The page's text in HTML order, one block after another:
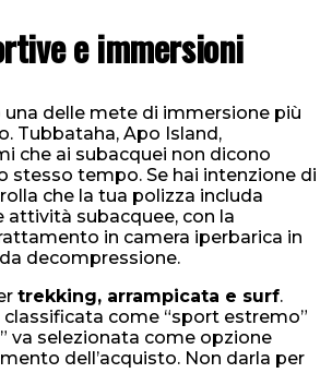
e immersioni
una delle mete di immersione più
Tubbataha, Apo Island,
che ai subacquei non dicono
stesso tempo. Se hai intenzione di
che la tua polizza includa
attività subacquee, con la
in camera iperbarica in
decompressione.
trekking, arrampicata e surf.
come “sport estremo”
va selezionata come opzione
dell’acquisto. Non darla per